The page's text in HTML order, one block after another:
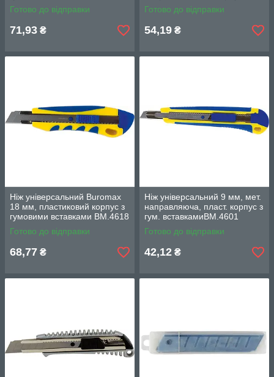
Готово до відправки
71,93 ₴
Готово до відправки
54,19 ₴
Ніж універсальний Buromax
18 мм, пластиковий корпус з
гумовими вставками BM.4618
Готово до відправки
68,77 ₴
Ніж універсальний 9 мм, мет.
направляюча, пласт. корпус з
гум. вставкамиВМ.4601
Готово до відправки
42,12 ₴